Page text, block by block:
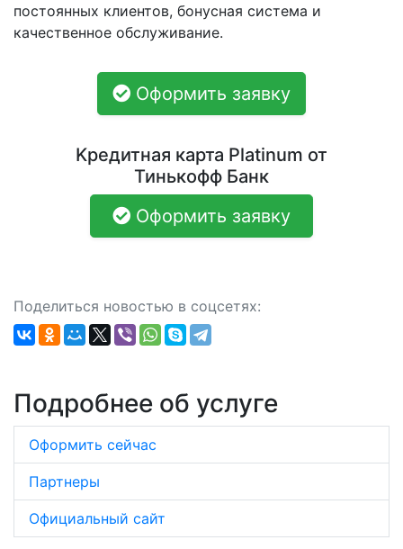
постоянных клиентов, бонусная система и
качественное обслуживание.
Оформить заявку
Kредитная карта Platinum от
Тинькофф Банк
Оформить заявку
Поделиться новостью в соцсетях:
Подробнее об услуге
Оформить сейчас
Партнеры
Официальный сайт